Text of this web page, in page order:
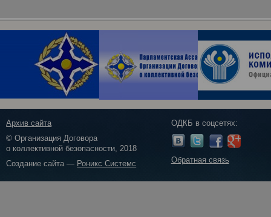
Архив сайта
© Организация Договора
о коллективной безопасности, 2018
Создание сайта — Роникс Системс
ОДКБ в соцсетях:
Обратная связь